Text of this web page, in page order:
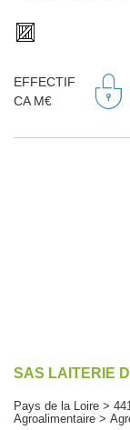
EFFECTIF
CA M€
SAS LAITERIE
Pays de la Loire >
Agroalimentaire >